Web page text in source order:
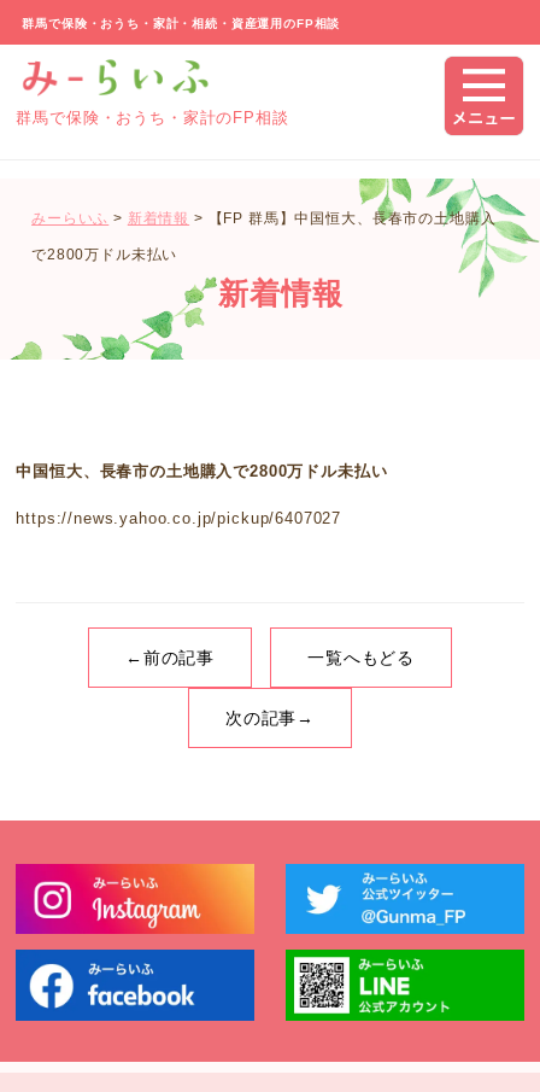
群馬で保険・おうち・家計・相続・資産運用のFP相談
群馬で保険・おうち・家計のFP相談
みーらいふ > 新着情報 > 【FP 群馬】中国恒大、長春市の土地購入
で2800万ドル未払い
新着情報
中国恒大、長春市の土地購入で2800万ドル未払い
https://news.yahoo.co.jp/pickup/6407027
←前の記事 一覧へもどる
次の記事→